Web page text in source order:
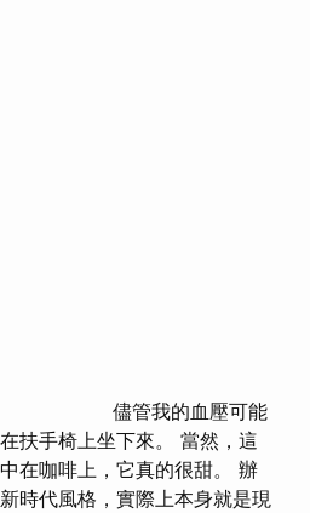
儘管我的血壓可能
扶手椅上坐下來。 當然，這
在咖啡上，它真的很甜。 辦
時代風格，實際上本身就是現